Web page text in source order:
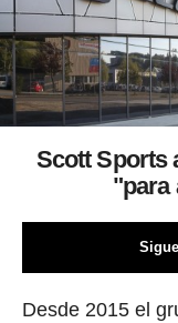
Scott Sports
"para
Desde 2015 el